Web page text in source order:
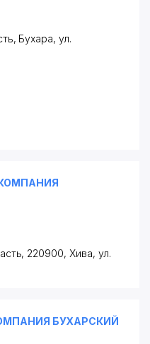
Бухара,ул.
220900, Хива, ул.
БУХАРСКИЙ